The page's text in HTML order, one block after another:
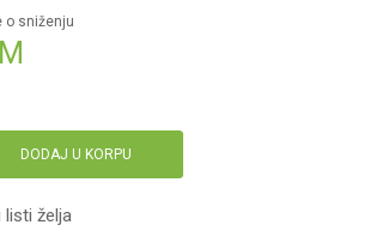
o sniženju
DODAJ U KORPU
listi želja